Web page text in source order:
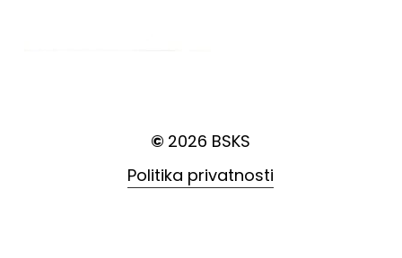
© 2026 BSKS
Politika privatnosti